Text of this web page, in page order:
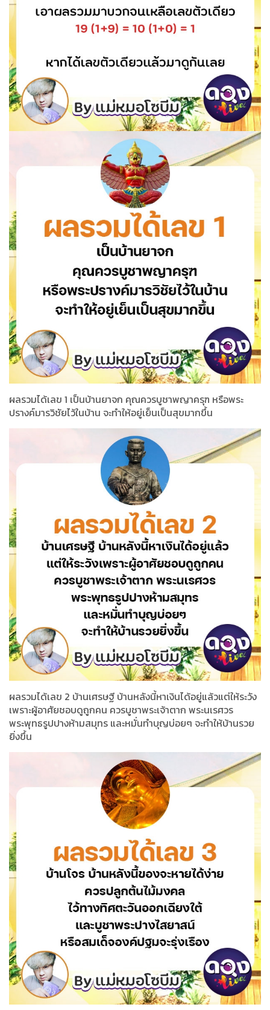
ผลรวมได้เลข 1 เป็นบ้านยาจก คุณควรบูชาพญาครุฑ หรือพระ
ปรางค์มารวิชัยไว้ในบ้าน จะทำให้อยู่เย็นเป็นสุขมากขึ้น
ผลรวมได้เลข 2 บ้านเศรษฐี บ้านหลังนี้หาเงินได้อยู่แล้วแต่ให้ระวัง
เพราะผู้อาศัยชอบดูถูกคน ควรบูชาพระเจ้าตาก พระนเรศวร
พระพุทธรูปปางห้ามสมุทร และหมั่นทำบุญบ่อยๆ จะทำให้บ้านรวย
ยิ่งขึ้น